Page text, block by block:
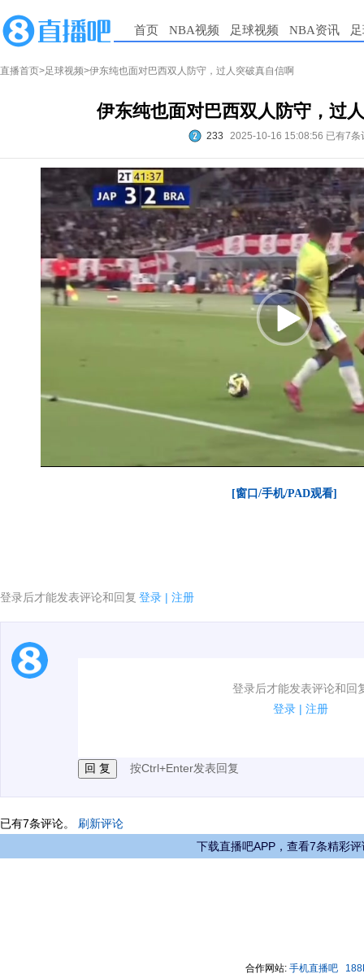
首页 NBA视频 足球视频 NBA资讯
直播首页>足球视频>伊东纯也面对巴西双人防守，过人突破真自信啊
伊东纯也面对巴西双人防守，过
233 2025-10-16 15:08:56 已有7条
[窗口/手机/PAD观看]
登录后才能发表评论和回复 登录 | 注册
登录后才能发表评论和回
登录 | 注册
1.电脑端新用户可以发表评论了！
按Ctrl+Enter发表回复
已有7条评论。 刷新评论
下载直播吧APP，查看7条精彩评
合作网站: 手机直播吧